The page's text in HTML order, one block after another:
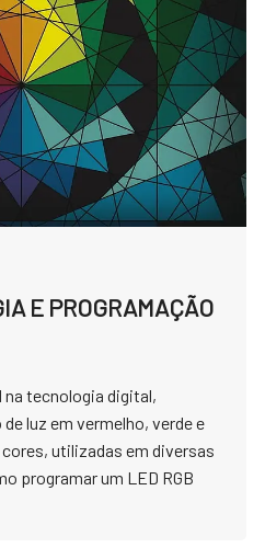
E PROGRAMAÇÃO
na tecnologia digital,
luz em vermelho, verde e
utilizadas em diversas
programar um LED RGB